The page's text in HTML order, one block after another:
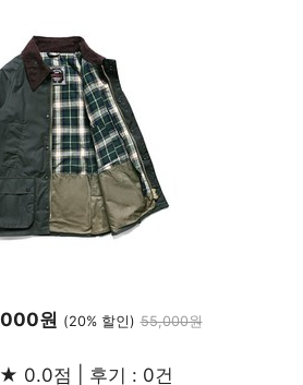
원 (20% 할인) 55,000원
0.0점 | 후기 : 0건